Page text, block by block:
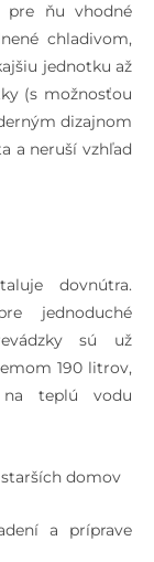
pre ňu vhodné
chladivom,
jednotku až
(s možnosťou
dizajnom
a neruší vzhľad
dovnútra.
jednoduché
sú už
190 litrov,
teplú vodu
domov
a príprave